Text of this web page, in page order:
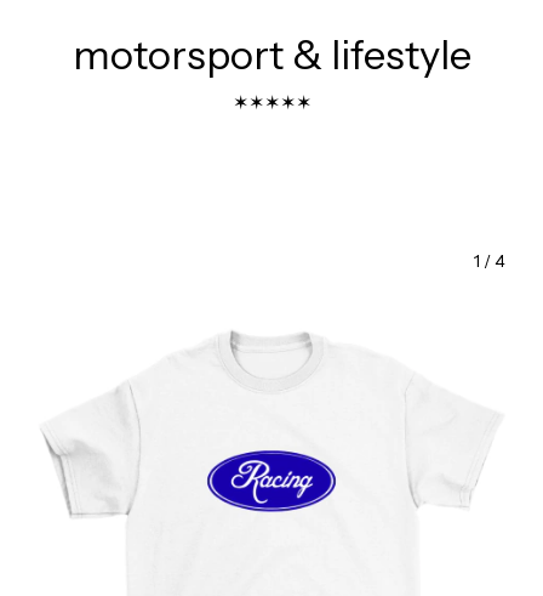
motorsport & lifestyle
✶✶✶✶✶
1 /4